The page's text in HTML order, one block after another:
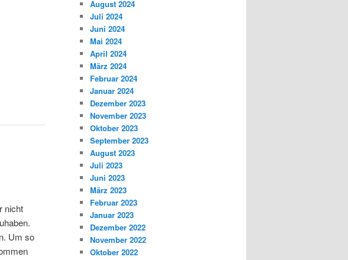
nicht
Um so
August 2024
Juli 2024
Juni 2024
Mai 2024
April 2024
März 2024
Februar 2024
Januar 2024
Dezember 2023
November 2023
Oktober 2023
September 2023
August 2023
Juli 2023
Juni 2023
März 2023
Februar 2023
Januar 2023
Dezember 2022
November 2022
Oktober 2022